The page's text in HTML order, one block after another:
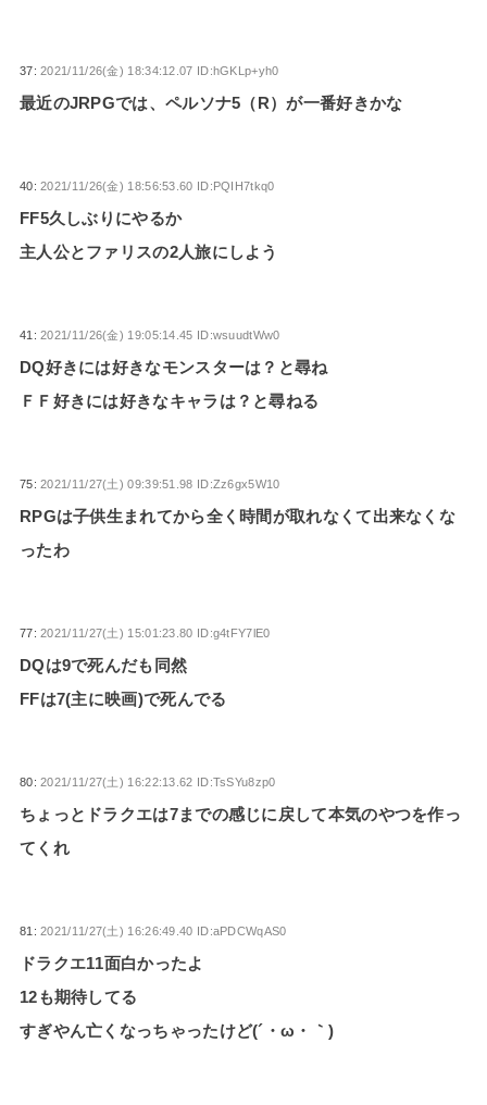
37: 2021/11/26(金) 18:34:12.07 ID:hGKLp+yh0
最近のJRPGでは、ペルソナ5（R）が一番好きかな
40: 2021/11/26(金) 18:56:53.60 ID:PQIH7tkq0
FF5久しぶりにやるか
主人公とファリスの2人旅にしよう
41: 2021/11/26(金) 19:05:14.45 ID:wsuudtWw0
DQ好きには好きなモンスターは？と尋ね
ＦＦ好きには好きなキャラは？と尋ねる
75: 2021/11/27(土) 09:39:51.98 ID:Zz6gx5W10
RPGは子供生まれてから全く時間が取れなくて出来なくな
ったわ
77: 2021/11/27(土) 15:01:23.80 ID:g4tFY7lE0
DQは9で死んだも同然
FFは7(主に映画)で死んでる
80: 2021/11/27(土) 16:22:13.62 ID:TsSYu8zp0
ちょっとドラクエは7までの感じに戻して本気のやつを作っ
てくれ
81: 2021/11/27(土) 16:26:49.40 ID:aPDCWqAS0
ドラクエ11面白かったよ
12も期待してる
すぎやん亡くなっちゃったけど(´・ω・｀)